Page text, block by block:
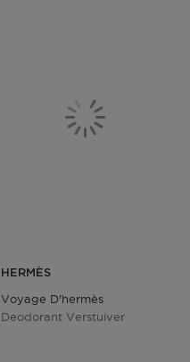
HERMÈS
Voyage D'hermès
Deodorant Verstuiver